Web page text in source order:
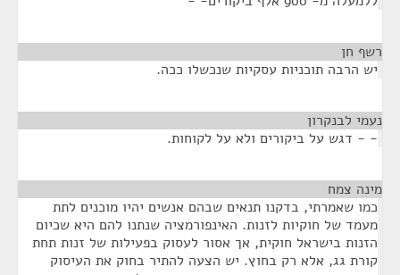
רשף חן
יש הרבה תוכניות עסקיות שנכשלו ככה.
נעמי לבנקרון
- - דגש על ביקורים ולא על לקוחות.
מינה צמח
כמו שאמרתי, בדקנו תנאים שבהם אנשים יהיו מוכנים לתת
מעמד של חוקיות לזנות. האינפורמציה שנתנו להם היא שכיום
הזנות בישראל חוקית, אך אסור לעסוק בפעילות של זנות תחת
קורת גג, אלא רק בחוץ. יש הצעה להתיר בחוק את העיסוק